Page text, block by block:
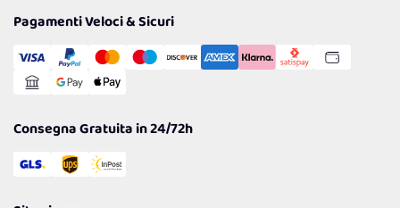
Cookie Policy
Gestisci Cookie
Reso Facile e Veloce
Pagamenti Veloci & Sicuri
Consegna Gratuita in 24/72h